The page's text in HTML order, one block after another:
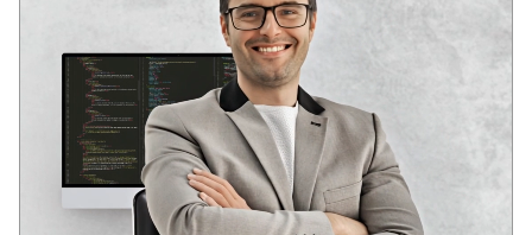
17+
godina u razvoju
90+
uspešnih web-projekata
10+
složenih web-servisa
Dva stručna obrazovanja u oblasti razvoja softvera
U mladom uzrastu prepoznao potencijal informacionih
tehnologija: globalizaciju i duboku integraciju IT rešenja u
društvene strukture savremenog društva.
Iskustvo u raznim IT oblastima od 2006. godine. Analitičko
sistemsko razmišljanje. Kompetencije za rešavanje poslovnih
zadataka, DevOps, Full Stack, SEO.